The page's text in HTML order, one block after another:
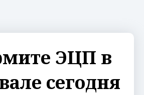
ЭЦП в
сегодня